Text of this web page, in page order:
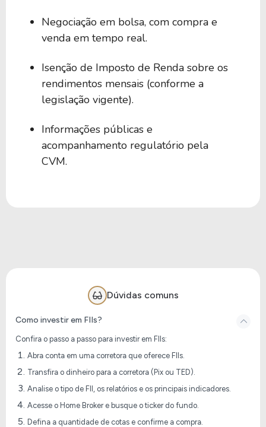
Negociação em bolsa, com compra e
venda em tempo real.
Isenção de Imposto de Renda sobre os
rendimentos mensais (conforme a
legislação vigente).
Informações públicas e
acompanhamento regulatório pela
CVM.
Dúvidas comuns
Como investir em FIIs?
Confira o passo a passo para investir em FIIs:
Abra conta em uma corretora que oferece FIIs.
Transfira o dinheiro para a corretora (Pix ou TED).
Analise o tipo de FII, os relatórios e os principais indicadores.
Acesse o Home Broker e busque o ticker do fundo.
Defina a quantidade de cotas e confirme a compra.